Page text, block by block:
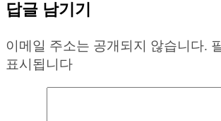
답글 남기기
이메일 주소는 공개되지 않습니다.
표시됩니다